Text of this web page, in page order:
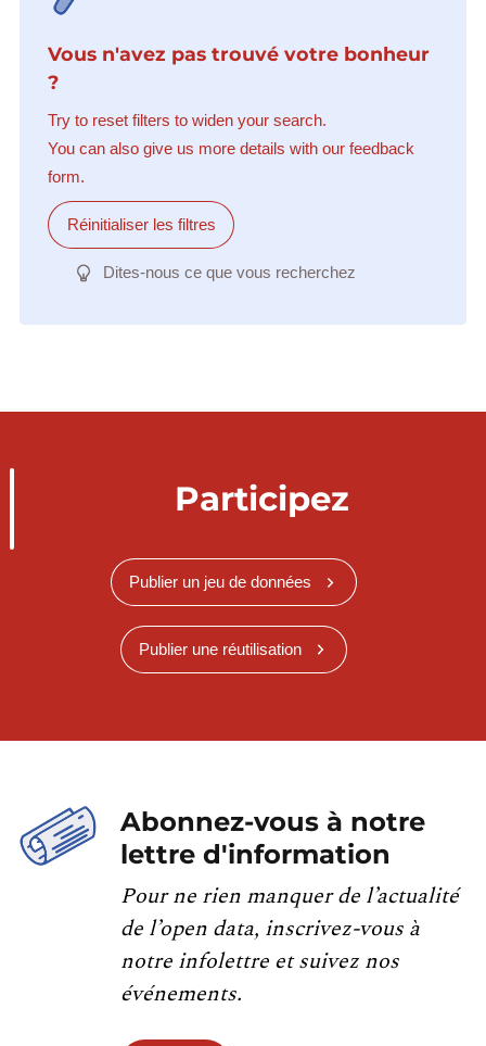
Vous n'avez pas trouvé votre bonheur
?
Try to reset filters to widen your search.
You can also give us more details with our feedback
form.
Réinitialiser les filtres
Dites-nous ce que vous recherchez
Participez
Publier un jeu de données
Publier une réutilisation
Abonnez-vous à notre
lettre d'information
Pour ne rien manquer de l’actualité
de l’open data, inscrivez-vous à
notre infolettre et suivez nos
événements.